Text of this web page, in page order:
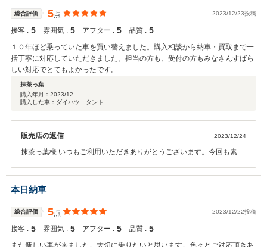
総合評価 5点 2023/12/23投稿
接客 : 5 雰囲気 : 5 アフター : 5 品質 : 5
１０年ほど乗っていた車を買い替えました。購入相談から納車・買取まで一
括丁寧に対応していただきました。担当の方も、受付の方もみなさんすばら
しい対応でとてもよかったです。
抹茶っ葉
購入年月： 2023/12
購入した車：ダイハツ タント
販売店の返信 2023/12/24
抹茶っ葉様 いつもご利用いただきありがとうございます。今回も素敵
何かあったときはしっかりフォローさせていただきますので末永くよ
ろしくお願い致します。ありがとうございました！！
本日納車
総合評価 5点 2023/12/22投稿
接客 : 5 雰囲気 : 5 アフター : 5 品質 : 5
また新しい車が来ました。大切に乗りたいと思います。色々とご対応頂きあ